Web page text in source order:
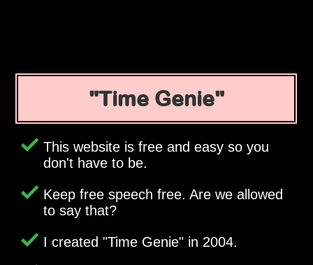
Time Genie
This website is free and easy so you
don't have to be.
Keep free speech free. Are we allowed
to say that?
I created Time Genie in 2004.